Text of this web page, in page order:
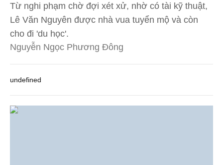
Từ nghi phạm chờ đợi xét xử, nhờ có tài kỹ thuật,
Lê Văn Nguyên được nhà vua tuyển mộ và còn
cho đi 'du học'.
Nguyễn Ngọc Phương Đông
undefined